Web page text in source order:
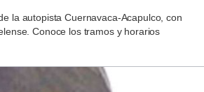
la autopista Cuernavaca-Acapulco, con
Conoce los tramos y horarios